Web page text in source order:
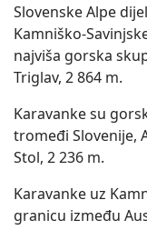
Slovenske Alpe
Kamniško-
najviša gorska
Triglav, 2 864 m.
Karavanke su
tromeđi Slovenije,
Stol, 2 236 m.
Karavanke uz
granicu između